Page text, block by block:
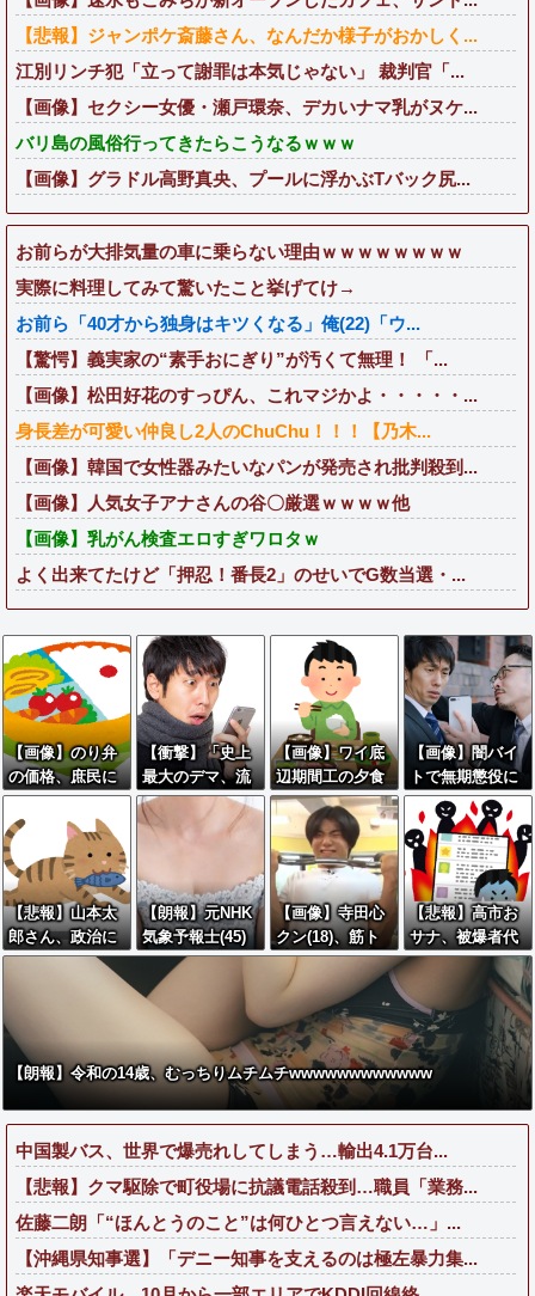
【悲報】ジャンポケ斎藤さん、なんだか様子がおかしく...
江別リンチ犯「立って謝罪は本気じゃない」 裁判官「...
【画像】セクシー女優・瀬戸環奈、デカいナマ乳がヌケ...
バリ島の風俗行ってきたらこうなるｗｗｗ
【画像】グラドル高野真央、プールに浮かぶTバック尻...
お前らが大排気量の車に乗らない理由ｗｗｗｗｗｗｗｗ
実際に料理してみて驚いたこと挙げてけ→
お前ら「40才から独身はキツくなる」俺(22)「ウ...
【驚愕】義実家の“素手おにぎり”が汚くて無理！ 「...
【画像】松田好花のすっぴん、これマジかよ・・・・・...
身長差が可愛い仲良し2人のChuChu！！！【乃木...
【画像】韓国で女性器みたいなパンが発売され批判殺到...
【画像】人気女子アナさんの谷〇厳選ｗｗｗｗ他
【画像】乳がん検査エロすぎワロタｗ
よく出来てたけど「押忍！番長2」のせいでG数当選・...
【画像】のり弁
の価格、庶民に
は届かなくなっ
てしまう
【衝撃】「史上
最大のデマ、流
言飛語」と聞い
て思いつくの
w w w
【画像】ワイ底
辺期間工の夕食
がこちらｗｗｗ
ｗｗ
【画像】闇バイ
トで無期懲役に
なってしまった
若者さん、お手
紙でお気持ち表
明した結果本当
に自分で書いた
の？と疑惑が集
中してしまう…
【悲報】山本太
郎さん、政治に
興味なかった
【朗報】元NHK
気象予報士(45)
さん、えちえち
グラビアに挑戦
した結果wwww
【画像】寺田心
クン(18)、筋ト
レした結果無事
かわいくなる
【悲報】高市お
サナ、被爆者代
表を睨み付けて
しまいバチクソ
炎上し始めるｗ
ｗｗｗｗｗｗｗ
ｗ
【朗報】令和の14歳、むっちりムチムチwwwwwwwwwwww
中国製バス、世界で爆売れしてしまう…輸出4.1万台...
【悲報】クマ駆除で町役場に抗議電話殺到…職員「業務...
佐藤二朗「“ほんとうのこと”は何ひとつ言えない…」...
【沖縄県知事選】「デニー知事を支えるのは極左暴力集...